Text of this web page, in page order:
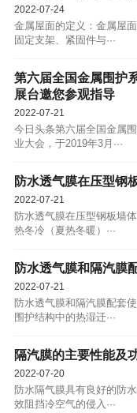
2022-07-24
金属屋面的定义：金属屋
固定支架、紧固件与···
第六届全国金属围护
展台邀您参观指导
2022-07-21
今日头条第六届全国金属
业大会，于2019年3月···
防水透气膜在压型钢
2022-07-21
防水透气膜在压型钢板墙
热冬冷（夏热冬暖）···
防水透气膜和隔汽膜
2022-07-21
防水透气膜和隔汽膜配套
围护结构中的热湿迁···
隔汽膜的主要性能及
2022-07-20
防水隔气膜具有良好的防
效阻挡冷空气的侵入···